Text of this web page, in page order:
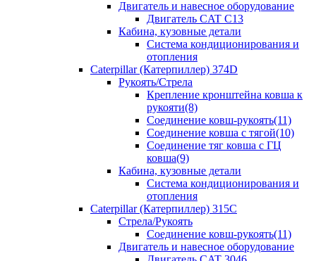
Двигатель и навесное оборудование
Двигатель CAT C13
Кабина, кузовные детали
Система кондиционирования и
отопления
Caterpillar (Катерпиллер) 374D
Рукоять/Стрела
Крепление кронштейна ковша к
рукояти(8)
Соединение ковш-рукоять(11)
Соединение ковша с тягой(10)
Соединение тяг ковша с ГЦ
ковша(9)
Кабина, кузовные детали
Система кондиционирования и
отопления
Caterpillar (Катерпиллер) 315C
Стрела/Рукоять
Соединение ковш-рукоять(11)
Двигатель и навесное оборудование